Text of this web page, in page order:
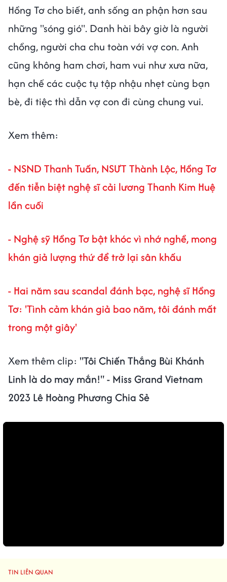
Hồng Tơ cho biết, anh sống an phận hơn sau
những "sóng gió". Danh hài bây giờ là người
chồng, người cha chu toàn với vợ con. Anh
cũng không ham chơi, ham vui như xưa nữa,
hạn chế các cuộc tụ tập nhậu nhẹt cùng bạn
bè, đi tiệc thì dẫn vợ con đi cùng chung vui.
Xem thêm:
- NSND Thanh Tuấn, NSƯT Thành Lộc, Hồng Tơ
đến tiễn biệt nghệ sĩ cải lương Thanh Kim Huệ
lần cuối
- Nghệ sỹ Hồng Tơ bật khóc vì nhớ nghề, mong
khán giả lượng thứ để trở lại sân khấu
- Hai năm sau scandal đánh bạc, nghệ sĩ Hồng
Tơ: 'Tình cảm khán giả bao năm, tôi đánh mất
trong một giây'
Xem thêm clip: "Tôi Chiến Thắng Bùi Khánh
Linh là do may mắn!" - Miss Grand Vietnam
2023 Lê Hoàng Phương Chia Sẻ
TIN LIÊN QUAN